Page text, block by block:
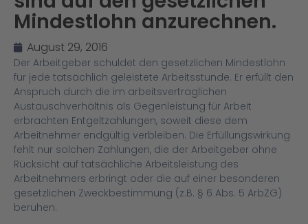
Mindestlohn anzurechnen.
August 29, 2016
Der Arbeitgeber schuldet den gesetzlichen Mindestlohn
für jede tatsächlich geleistete Arbeitsstunde. Er erfüllt den
Anspruch durch die im arbeitsvertraglichen
Austauschverhältnis als Gegenleistung für Arbeit
erbrachten Entgeltzahlungen, soweit diese dem
Arbeitnehmer endgültig verbleiben. Die Erfüllungswirkung
fehlt nur solchen Zahlungen, die der Arbeitgeber ohne
Rücksicht auf tatsächliche Arbeitsleistung des
Arbeitnehmers erbringt oder die auf einer besonderen
gesetzlichen Zweckbestimmung (z.B. § 6 Abs. 5 ArbZG)
beruhen.